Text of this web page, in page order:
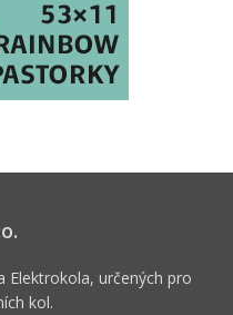
Elektrokola, určených pro
kol.